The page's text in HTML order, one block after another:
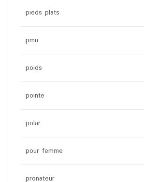
pieds plats
pmu
poids
pointe
polar
pour femme
pronateur